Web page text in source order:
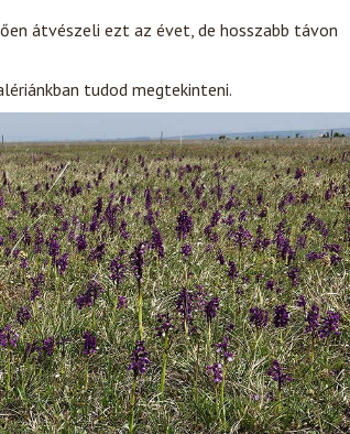
átvészeli ezt az évet, de hosszabb távon
tudod megtekinteni.